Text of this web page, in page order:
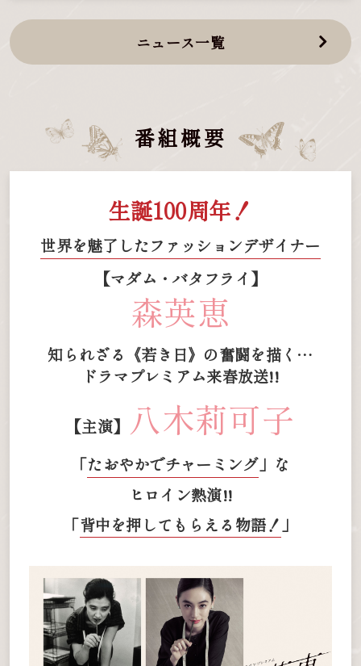
ニュース一覧
番組概要
生誕100周年！
世界を魅了したファッションデザイナー
【マダム・バタフライ】
森英恵
知られざる《若き日》の奮闘を描く…
ドラマプレミアム来春放送!!
【主演】 八木莉可子
「たおやかでチャーミング」な
ヒロイン熱演!!
「背中を押してもらえる物語！」